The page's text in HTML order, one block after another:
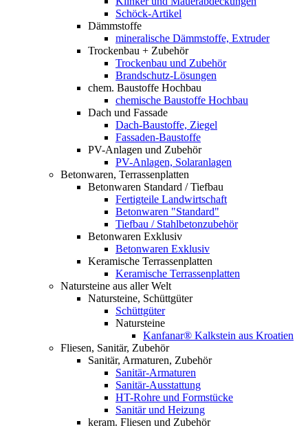
Schöck-Artikel
Dämmstoffe
mineralische Dämmstoffe, Extruder
Trockenbau + Zubehör
Trockenbau und Zubehör
Brandschutz-Lösungen
chem. Baustoffe Hochbau
chemische Baustoffe Hochbau
Dach und Fassade
Dach-Baustoffe, Ziegel
Fassaden-Baustoffe
PV-Anlagen und Zubehör
PV-Anlagen, Solaranlagen
Betonwaren, Terrassenplatten
Betonwaren Standard / Tiefbau
Fertigteile Landwirtschaft
Betonwaren "Standard"
Tiefbau / Stahlbetonzubehör
Betonwaren Exklusiv
Betonwaren Exklusiv
Keramische Terrassenplatten
Keramische Terrassenplatten
Natursteine aus aller Welt
Natursteine, Schüttgüter
Schüttgüter
Natursteine
Kanfanar® Kalkstein aus Kroatien
Fliesen, Sanitär, Zubehör
Sanitär, Armaturen, Zubehör
Sanitär-Armaturen
Sanitär-Ausstattung
HT-Rohre und Formstücke
Sanitär und Heizung
keram. Fliesen und Zubehör